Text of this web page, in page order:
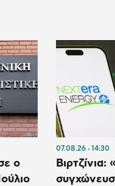
ο
07.08.26 14:30